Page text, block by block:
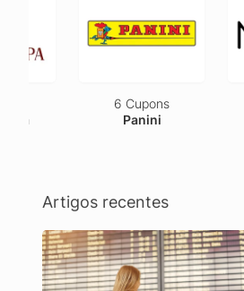
6 Cupons
1
Artigos recentes